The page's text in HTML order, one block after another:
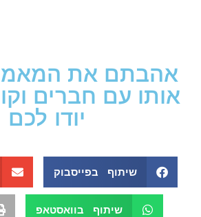
אהבתם את
אותו עם חברים
יודו לכם
שיתוף בפייסבוק
שיתוף בוואסטאפ